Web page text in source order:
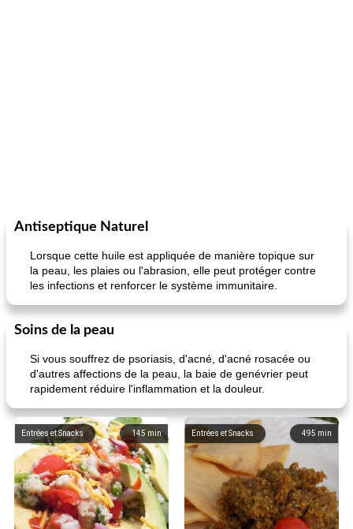
Antiseptique Naturel
Lorsque cette huile est appliquée de manière topique sur
la peau, les plaies ou l'abrasion, elle peut protéger contre
les infections et renforcer le système immunitaire.
Soins de la peau
Si vous souffrez de psoriasis, d'acné, d'acné rosacée ou
d'autres affections de la peau, la baie de genévrier peut
rapidement réduire l'inflammation et la douleur.
145 min
Entrées et Snacks 495 min
Entrées et Snacks